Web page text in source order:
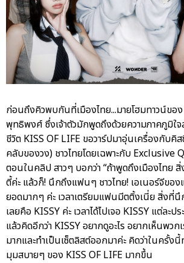
ก่อนถึงคิวพบกันที่เมืองไทย...มายโฮมทาวน์ข
พุทธิพงศ์ ซึ่งเจ้าตัวมักพูดถึงด้วยความภาคภูมิใ
ชีวิต KISS OF LIFE ขอวาร์ปมาอุ่นเครื่องกับคิ
คลับของวง) ชาวไทยโดยเฉพาะกับ Exclusive
ตอนในคลิป สาวๆ บอกว่า “ถ้าพูดถึงเมืองไทย
ตี้ค่ะ แล้วก็! นึกถึงแฟนๆ ชาวไทย! เอเนอร์จีขอ
ยอดมากๆ ค่ะ เวลาเตรียมแฟนมีตติ้งเนี่ย สิ่งที่
เลยคือ KISSY ค่ะ เวลาได้ไปเจอ KISSY แต่ละป
แล้วคิดอีกว่า KISSY อยากดูอะไร อยากเห็นพวก
มากและทำเป็นเซ็ตลิสต์ออกมาค่ะ คิดว่าในครั้ง
มุมสบายๆ ของ KISS OF LIFE มากขึ้น